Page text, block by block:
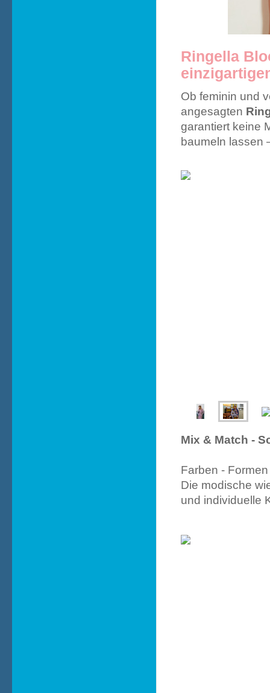
Ringella
Ob feminin und
angesagten
garantiert keine
baumeln lassen
Mix & Match -
Farben -
Die modische
und individuelle